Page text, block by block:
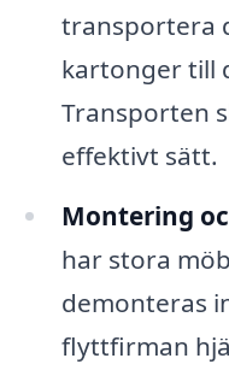
transportera
kartonger till
Transporten
effektivt sätt.
Montering
har stora
demonteras
flyttfirman